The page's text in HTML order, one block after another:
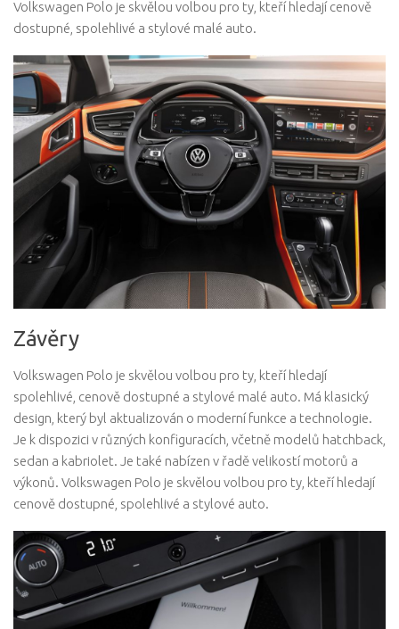
Volkswagen Polo je skvělou volbou pro ty, kteří hledají cenově
dostupné, spolehlivé a stylové malé auto.
Závěry
Volkswagen Polo je skvělou volbou pro ty, kteří hledají
spolehlivé, cenově dostupné a stylové malé auto. Má klasický
design, který byl aktualizován o moderní funkce a technologie.
Je k dispozici v různých konfiguracích, včetně modelů hatchback,
sedan a kabriolet. Je také nabízen v řadě velikostí motorů a
výkonů. Volkswagen Polo je skvělou volbou pro ty, kteří hledají
cenově dostupné, spolehlivé a stylové auto.